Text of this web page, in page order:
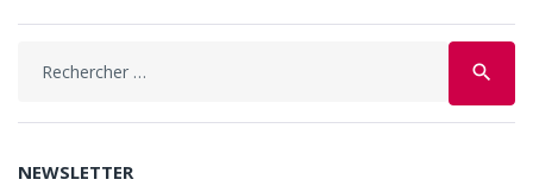
search
NEWSLETTER